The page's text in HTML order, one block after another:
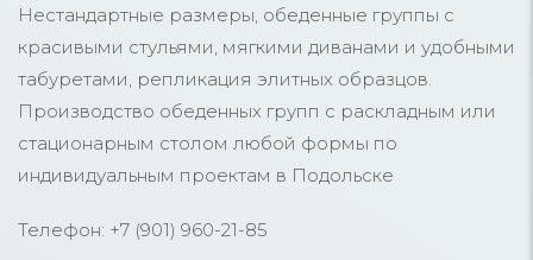
Нестандартные размеры, обеденные группы с
красивыми стульями, мягкими диванами и удобными
табуретами, репликация элитных образцов.
Производство обеденных групп с раскладным или
стационарным столом любой формы по
индивидуальным проектам в Подольске
Телефон: +7 (901) 960-21-85